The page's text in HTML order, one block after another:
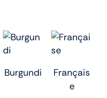
Burgundi
Français
e